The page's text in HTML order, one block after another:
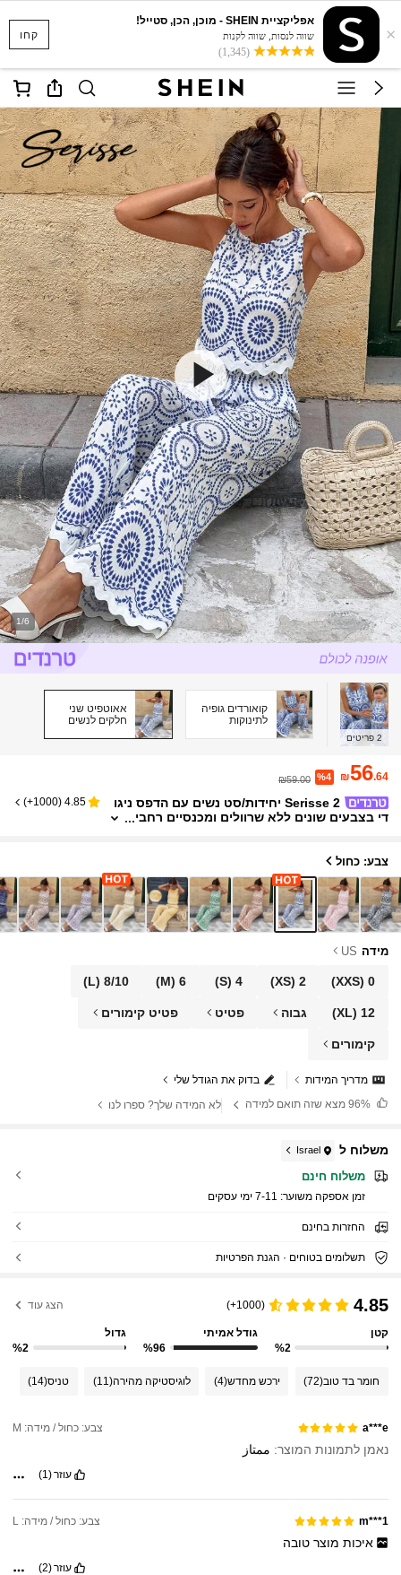
קחו ×
אפליקציית SHEIN - מוכן, הכן, סטייל!
שווה לנסות, שווה לקנות
(1,345)
1/6
2 פריטים
קואורדים גופיה
לתינוקות
אאוטפיט שני
חלקים לנשים
₪56.64
%4
₪59.00
Serisse 2 יחידות/סט נשים עם הדפס ניגו
די בצבעים שונים ללא שרוולים ומכנסיים רחבי
4.85
(
1000+
)
צבע: כחול
מידה US
0
(XXS)
2
(XS)
4
(S)
6
(M)
8/10
(L)
12
(XL) גבוה פטיט פטיט קימורים
קימורים
בדוק את הגודל שלי
מדריך המידות
מצא שזה תואם למידה לא המידה שלך? ספרו לנו
משלוח ל Israel
משלוח חינם
זמן אספקה ​​משוער: 7-11 ימי עסקים
החזרות בחינם
תשלומים בטוחים · הגנת הפרטיות
4.85
(1000+) הצג עוד
קטן
%2
גודל אמיתי
%96
גדול
%2
חומר בד טוב(72) ירכש מחדש(4) לוגיסטיקה מהירה(11) טניס(14)
a***e צבע: כחול / מידה: M
נאמן לתמונות המוצר: ممتاز
עוזר(1)
m***1 צבע: כחול / מידה: L
איכות מוצר טובה
עוזר(2)